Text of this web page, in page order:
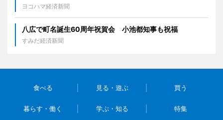
ヨコハマ経済新聞
八広で町名誕生60周年祝賀会 小池都知事も祝福
すみだ経済新聞
食べる 見る・遊ぶ 買う
暮らす・働く 学ぶ・知る 特集